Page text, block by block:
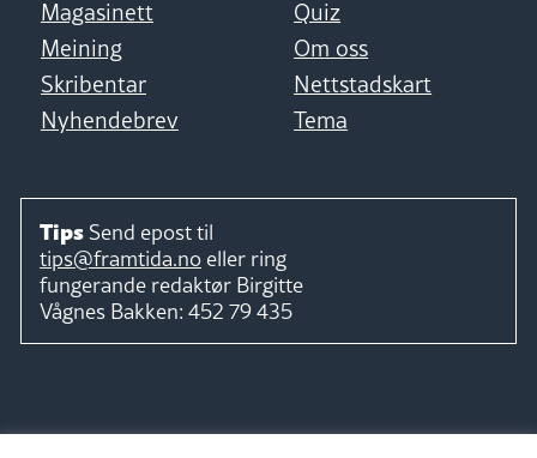
Magasinett
Quiz
Meining
Om oss
Skribentar
Nettstadskart
Nyhendebrev
Tema
Tips Send epost til
tips@framtida.no eller ring
fungerande redaktør Birgitte
Vågnes Bakken: 452 79 435